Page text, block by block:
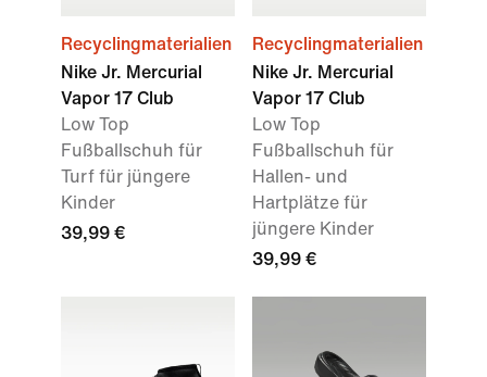
Recyclingmaterialien
Nike Jr. Mercurial
Vapor 17 Club
Low Top
Fußballschuh für
Turf für jüngere
Kinder
39,99 €
Recyclingmaterialien
Nike Jr. Mercurial
Vapor 17 Club
Low Top
Fußballschuh für
Hallen- und
Hartplätze für
jüngere Kinder
39,99 €